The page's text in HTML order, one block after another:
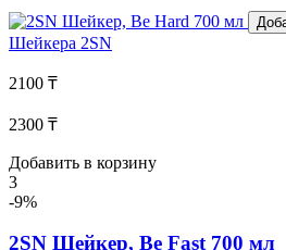
Шейкера 2SN
2100 ₸
2300 ₸
Добавить в корзину
3
-9%
2SN Шейкер, Be Fast 700 мл